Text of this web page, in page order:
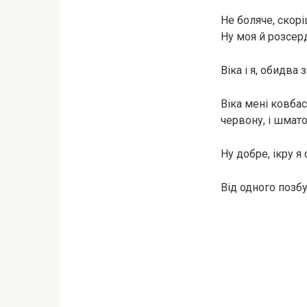
Не боляче,
Ну моя й
Віка і я, обидва
Віка мені
червону, і
Ну добре, ікру я
Від одного